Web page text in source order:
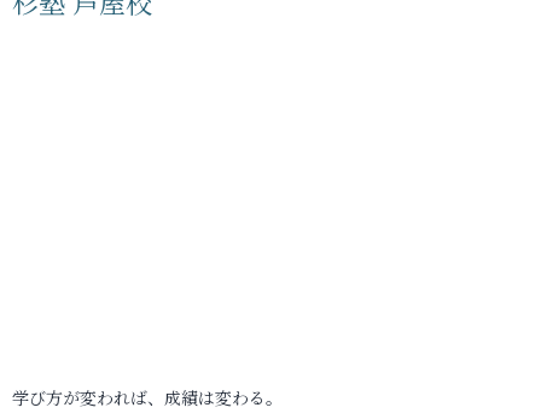
学び方が変われば、成績は変わる。